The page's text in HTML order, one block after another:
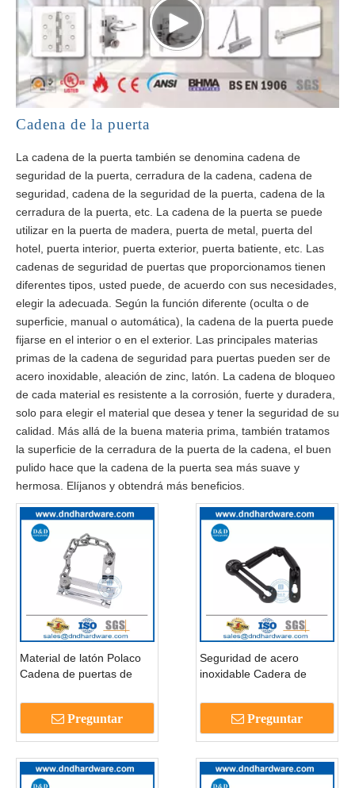
Cadena de la puerta
La cadena de la puerta también se denomina cadena de
seguridad de la puerta, cerradura de la cadena, cadena de
seguridad, cadena de la seguridad de la puerta, cadena de la
cerradura de la puerta, etc. La cadena de la puerta se puede
utilizar en la puerta de madera, puerta de metal, puerta del
hotel, puerta interior, puerta exterior, puerta batiente, etc. Las
cadenas de seguridad de puertas que proporcionamos tienen
diferentes tipos, usted puede, de acuerdo con sus necesidades,
elegir la adecuada. Según la función diferente (oculta o de
superficie, manual o automática), la cadena de la puerta puede
fijarse en el interior o en el exterior. Las principales materias
primas de la cadena de seguridad para puertas pueden ser de
acero inoxidable, aleación de zinc, latón. La cadena de bloqueo
de cada material es resistente a la corrosión, fuerte y duradera,
solo para elegir el material que desea y tener la seguridad de su
calidad. Más allá de la buena materia prima, también tratamos
la superficie de la cerradura de la puerta de la cadena, el buen
pulido hace que la cadena de la puerta sea más suave y
hermosa. Elíjanos y obtendrá más beneficios.
Material de latón Polaco
Cadena de puertas de
mercado europeo-
DDDG005Preguntar
Seguridad de acero
inoxidable Cadera de
mate para dormitorio-
dddg003 Preguntar